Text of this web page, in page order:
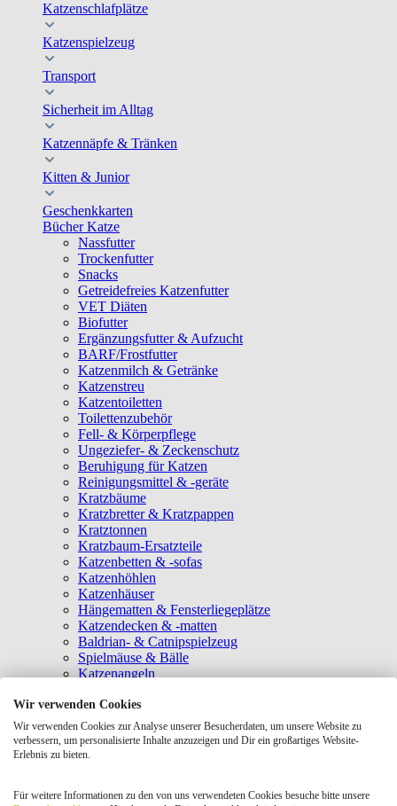
Katzenschlafplätze
Katzenspielzeug
Transport
Sicherheit im Alltag
Katzennäpfe & Tränken
Kitten & Junior
Geschenkkarten
Bücher Katze
Nassfutter
Trockenfutter
Snacks
Getreidefreies Katzenfutter
VET Diäten
Biofutter
Ergänzungsfutter & Aufzucht
BARF/Frostfutter
Katzenmilch & Getränke
Katzenstreu
Katzentoiletten
Toilettenzubehör
Fell- & Körperpflege
Ungeziefer- & Zeckenschutz
Beruhigung für Katzen
Reinigungsmittel & -geräte
Kratzbäume
Kratzbretter & Kratzpappen
Kratztonnen
Kratzbaum-Ersatzteile
Katzenbetten & -sofas
Katzenhöhlen
Katzenhäuser
Hängematten & Fensterliegeplätze
Katzendecken & -matten
Baldrian- & Catnipspielzeug
Spielmäuse & Bälle
Katzenangeln
Laserpointer & Elektrospielzeug
Katzentunnel
Clicker & Target Sticks für Katzen
Weiteres Katzenspielzeug
Tragetaschen
Wir verwenden Cookies
Wir verwenden Cookies zur Analyse unserer Besucherdaten, um unsere Website zu
verbessern, um personalisierte Inhalte anzuzeigen und Dir ein großartiges Website-
Erlebnis zu bieten.
Für weitere Informationen zu den von uns verwendeten Cookies besuche bitte unsere